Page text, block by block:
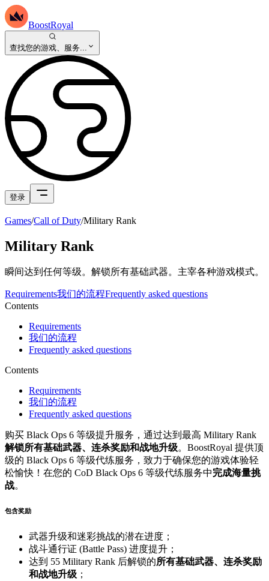
BoostRoyal
查找您的游戏、服务...
登录
Games/Call of Duty/Military Rank
Military Rank
瞬间达到任何等级。解锁所有基础武器。主宰各种游戏模式。
Requirements我们的流程Frequently asked questions
Contents
Requirements
我们的流程
Frequently asked questions
Contents
Requirements
我们的流程
Frequently asked questions
购买 Black Ops 6 等级提升服务，通过达到最高 Military Rank
解锁所有基础武器、连杀奖励和战地升级。BoostRoyal 提供顶
级的 Black Ops 6 等级代练服务，致力于确保您的游戏体验轻
松愉快！在您的 CoD Black Ops 6 等级代练服务中完成海量挑
战。
包含奖励
武器升级和迷彩挑战的潜在进度；
战斗通行证 (Battle Pass) 进度提升；
达到 55 Military Rank 后解锁的所有基础武器、连杀奖励
和战地升级 ；